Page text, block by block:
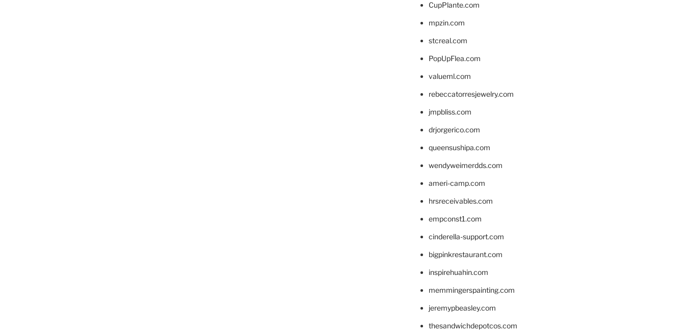
CupPlante.com
mpzin.com
stcreal.com
PopUpFlea.com
valueml.com
rebeccatorresjewelry.com
jmpbliss.com
drjorgerico.com
queensushipa.com
wendyweimerdds.com
ameri-camp.com
hrsreceivables.com
empconst1.com
cinderella-support.com
bigpinkrestaurant.com
inspirehuahin.com
memmingerspainting.com
jeremypbeasley.com
thesandwichdepotcos.com